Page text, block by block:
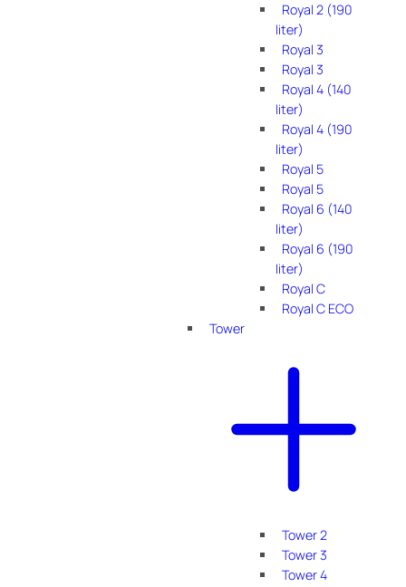
Royal 2 (190
liter)
Royal 3
Royal 3
Royal 4 (140
liter)
Royal 4 (190
liter)
Royal 5
Royal 5
Royal 6 (140
liter)
Royal 6 (190
liter)
Royal C
Royal C ECO
Tower
Tower 2
Tower 3
Tower 4